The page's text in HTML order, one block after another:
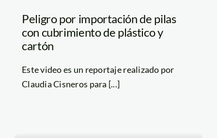
Peligro por importación de pilas
con cubrimiento de plástico y
cartón
Este video es un reportaje realizado por
Claudia Cisneros para [...]